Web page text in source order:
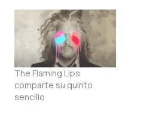
The Flaming Lips
comparte su quinto
sencillo